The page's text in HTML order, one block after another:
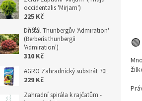
occidentalis 'Mirjam')
225 Kč
Dřišťál Thunbergův 'Admiration'
(Berberis thunbergii
'Admiration')
310 Kč
AGRO Zahradnický substrát 70L
229 Kč
Zahradní spirála k rajčatům -